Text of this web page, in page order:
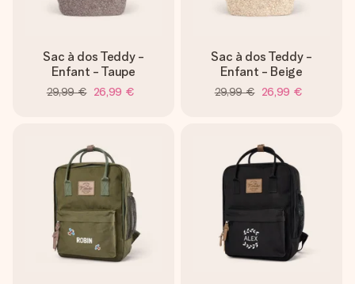
Sac à dos Teddy -
Enfant - Taupe
29,99 € 26,99 €
Sac à dos Teddy -
Enfant - Beige
29,99 € 26,99 €